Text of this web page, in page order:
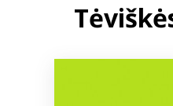
ELVIS atvyksta